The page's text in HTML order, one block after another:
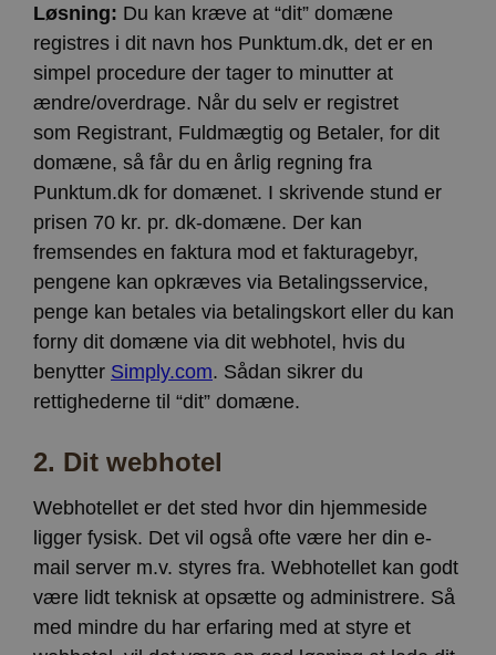
Løsning: Du kan kræve at “dit” domæne
registres i dit navn hos Punktum.dk, det er en
simpel procedure der tager to minutter at
ændre/overdrage. Når du selv er registret
som Registrant, Fuldmægtig og Betaler, for dit
domæne, så får du en årlig regning fra
Punktum.dk for domænet. I skrivende stund er
prisen 70 kr. pr. dk-domæne. Der kan
fremsendes en faktura mod et fakturagebyr,
pengene kan opkræves via Betalingsservice,
penge kan betales via betalingskort eller du kan
forny dit domæne via dit webhotel, hvis du
benytter Simply.com. Sådan sikrer du
rettighederne til “dit” domæne.
2. Dit webhotel
Webhotellet er det sted hvor din hjemmeside
ligger fysisk. Det vil også ofte være her din e-
mail server m.v. styres fra. Webhotellet kan godt
være lidt teknisk at opsætte og administrere. Så
med mindre du har erfaring med at styre et
apbct_visible_fields
apbct_session_current_page
Sessionslagring
ct_checked_emails
Lokal lagring
apbct_existing_visitor
Lokal lagring
ct_checkjs
Lokal lagring
ct_timezone
Lokal lagring
apbct_session_id
Sessionslagring
ct_pointer_data
Lokal lagring
ct_ps_timestamp
Lokal lagring
apbct_headless
Lokal lagring
ct_mouse_moved
Lokal lagring